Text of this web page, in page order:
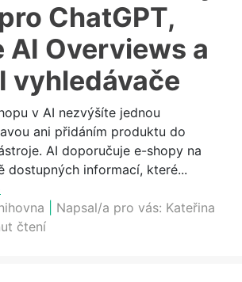
ChatGPT,
AI Overviews a
vyhledávače
v AI nezvýšíte jednou
ani přidáním produktu do
AI doporučuje e-shopy na
dostupných informací, které...
Napsal/a pro vás: Kateřina
čtení